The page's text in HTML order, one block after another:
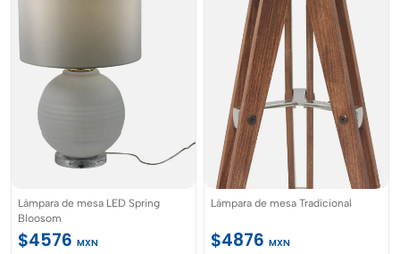
Lámpara de mesa LED Spring
Bloosom
$4576 MXN
Lámpara de mesa Tradicional
$4876 MXN